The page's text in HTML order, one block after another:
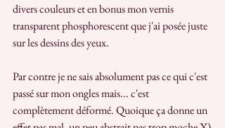
divers couleurs et en bonus mon vernis
transparent phosphorescent que j'ai posée juste
sur les dessins des yeux.
Par contre je ne sais absolument pas ce qui c'est
passé sur mon ongles mais... c'est
complètement déformé. Quoique ça donne un